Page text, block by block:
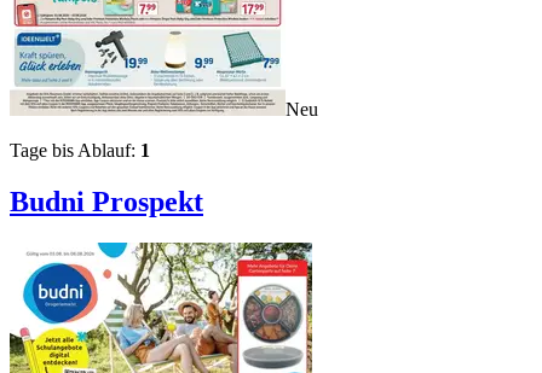
Neu
Tage bis Ablauf: 1
Budni Prospekt